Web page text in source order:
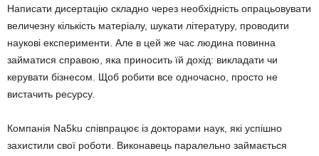
Написати дисертацію складно через необхідність опрацьовувати
величезну кількість матеріалу, шукати літературу, проводити
наукові експерименти. Але в цей же час людина повинна
займатися справою, яка приносить їй дохід: викладати чи
керувати бізнесом. Щоб робити все одночасно, просто не
вистачить ресурсу.
Компанія Na5ku співпрацює із докторами наук, які успішно
захистили свої роботи. Виконавець паралельно займається